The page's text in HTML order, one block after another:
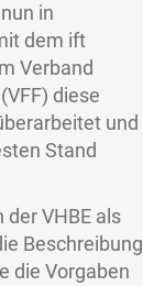
in
dem ift
Verband
diese
und
Stand
VHBE als
Beschreibung
die Vorgaben